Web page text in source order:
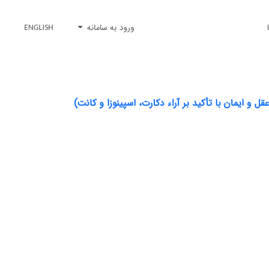
ورود به سامانه ENGLISH
با تأکید بر آراء دکارت، اسپینوزا و کانت)